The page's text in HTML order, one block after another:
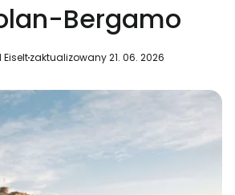
Bergamo
zaktualizowany 21. 06. 2026
Kontynuuj z Google
z Facebookiem
z e-mailem